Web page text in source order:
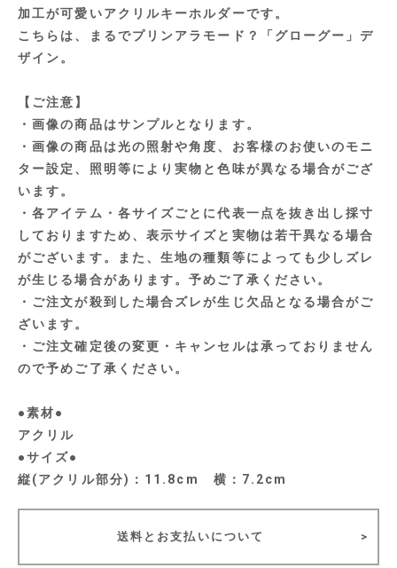
加工が可愛いアクリルキーホルダーです。
こちらは、まるでプリンアラモード？「グローグー」デ
ザイン。
【ご注意】
・画像の商品はサンプルとなります。
・画像の商品は光の照射や角度、お客様のお使いのモニ
ター設定、照明等により実物と色味が異なる場合がござ
います。
・各アイテム・各サイズごとに代表一点を抜き出し採寸
しておりますため、表示サイズと実物は若干異なる場合
がございます。また、生地の種類等によっても少しズレ
が生じる場合があります。予めご了承ください。
・ご注文が殺到した場合ズレが生じ欠品となる場合がご
ざいます。
・ご注文確定後の変更・キャンセルは承っておりません
ので予めご了承ください。
●素材●
アクリル
●サイズ●
縦(アクリル部分)：11.8cm 横：7.2cm
送料とお支払いについて